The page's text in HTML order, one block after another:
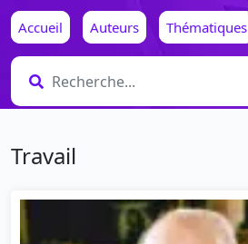
Accueil Auteurs Thématiques
Travail